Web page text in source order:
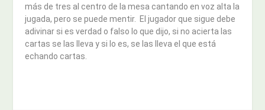
más de tres al centro de la mesa cantando en voz alta la
jugada, pero se puede mentir. El jugador que sigue debe
adivinar si es verdad o falso lo que dijo, si no acierta las
cartas se las lleva y si lo es, se las lleva el que está
echando cartas.